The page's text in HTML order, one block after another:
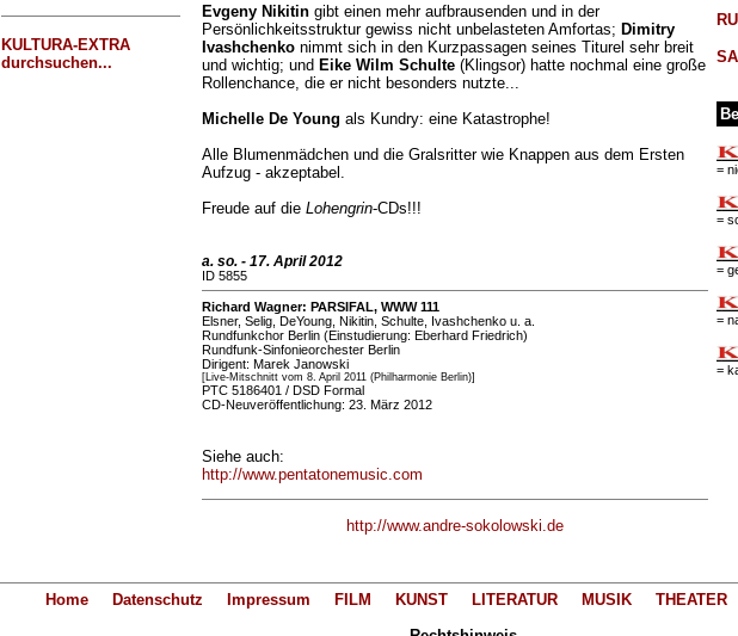
KULTURA-EXTRA
durchsuchen...
Evgeny Nikitingibt einen mehr aufbrausenden und in der
Persönlichkeitsstruktur gewiss nicht unbelasteten Amfortas; Dimitry
Ivashchenkonimmt sich in den Kurzpassagen seines Titurel sehr breit
und wichtig; und Eike Wilm Schulte(Klingsor) hatte nochmal eine große
Rollenchance, die er nicht besonders nutzte...
Michelle De Young als Kundry: eine Katastrophe!
Alle Blumenmädchen und die Gralsritter wie Knappen aus dem Ersten
Aufzug - akzeptabel.
Freude auf die Lohengrin-CDs!!!
a. so. - 17. April 2012
ID 5855
Richard Wagner: PARSIFAL, WWW 111
Elsner, Selig, DeYoung, Nikitin, Schulte, Ivashchenko u. a.
Rundfunkchor Berlin (Einstudierung: Eberhard Friedrich)
Rundfunk-Sinfonieorchester Berlin
Dirigent: Marek Janowski
[Live-Mitschnitt vom 8. April 2011 (Philharmonie Berlin)]
PTC 5186401 / DSD Formal
CD-Neuveröffentlichung: 23. März 2012
Siehe auch:
http://www.pentatonemusic.com
http://www.andre-sokolowski.de
=
=
=
=
=
Home Datenschutz Impressum FILM KUNST LITERATUR MUSIK THEATER